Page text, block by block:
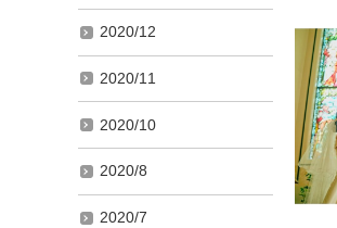
2020/12
2020/11
2020/10
2020/8
2020/7